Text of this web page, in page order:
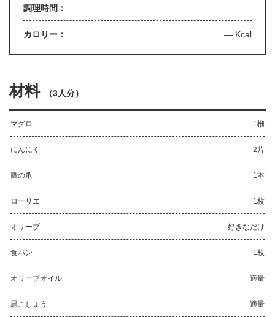
調理時間： —
カロリー： — Kcal
材料 （3人分）
マグロ 1柵
にんにく 2片
鷹の爪 1本
ローリエ 1枚
オリーブ 好きなだけ
食パン 1枚
オリーブオイル 適量
黒こしょう 適量